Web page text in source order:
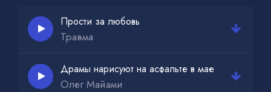
Прости за любовь
Травма
Драмы нарисуют на асфальте в мае
Олег Майами